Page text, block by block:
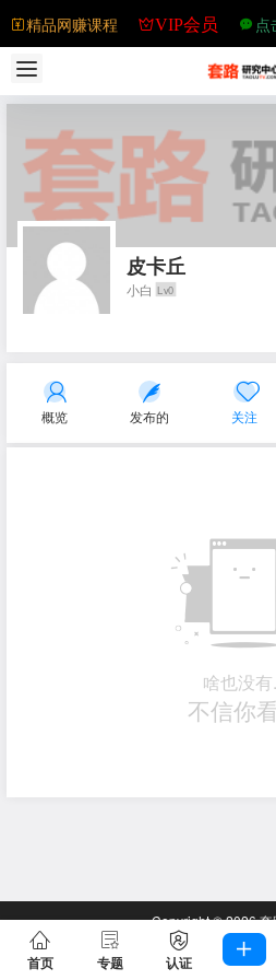
精品网赚课程 VIP会员
皮卡丘
小白 Lv0
概览 发布的 关注
啥也没有
不信你
Copyright © 2026套
查询 28 次，耗时
首页 专题 认证